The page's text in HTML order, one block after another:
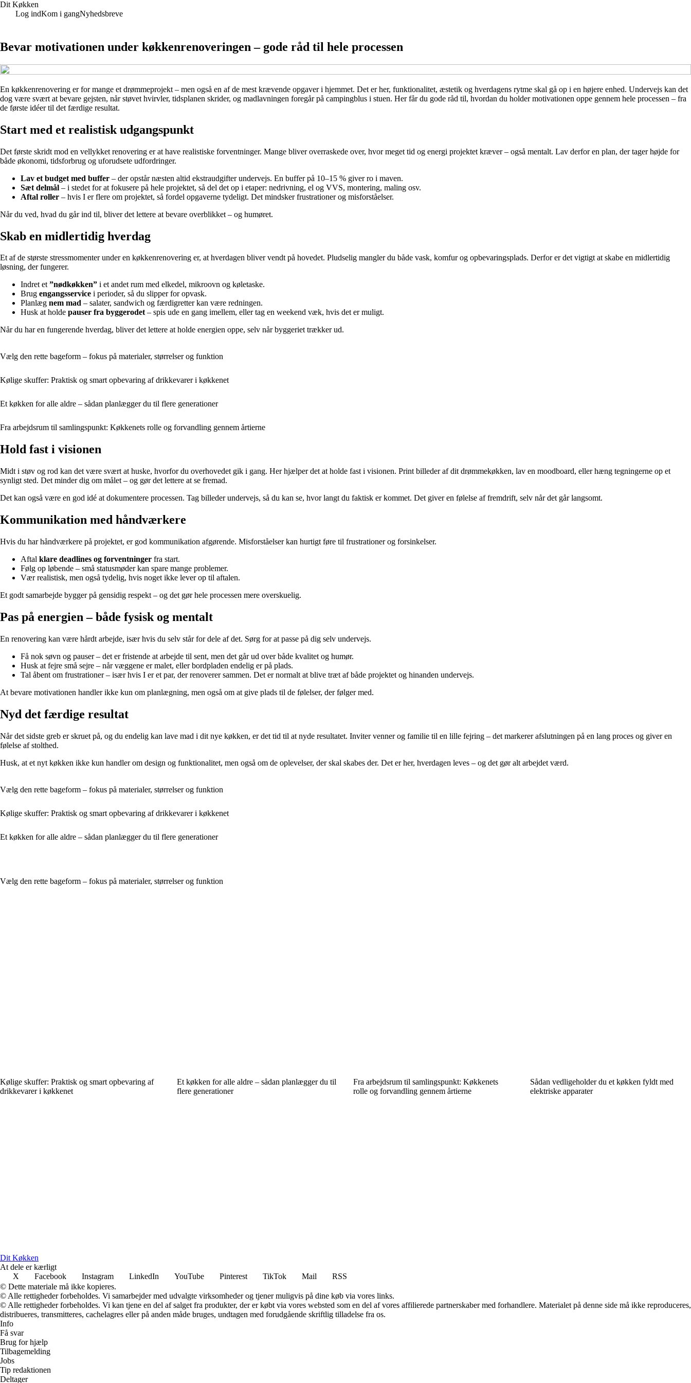
Dit Køkken
Log indKom i gangNyhedsbreve
Bevar motivationen under køkkenrenoveringen – gode råd til hele processen
En køkkenrenovering er for mange et drømmeprojekt – men også en af de mest krævende opgaver i hjemmet. Det er her, funktionalitet, æstetik og hverdagens rytme skal gå op i en højere enhed. Undervejs kan det
dog være svært at bevare gejsten, når støvet hvirvler, tidsplanen skrider, og madlavningen foregår på campingblus i stuen. Her får du gode råd til, hvordan du holder motivationen oppe gennem hele processen – fra
de første idéer til det færdige resultat.
Start med et realistisk udgangspunkt
Det første skridt mod en vellykket renovering er at have realistiske forventninger. Mange bliver overraskede over, hvor meget tid og energi projektet kræver – også mentalt. Lav derfor en plan, der tager højde for
både økonomi, tidsforbrug og uforudsete udfordringer.
Lav et budget med buffer – der opstår næsten altid ekstraudgifter undervejs. En buffer på 10–15 % giver ro i maven.
Sæt delmål – i stedet for at fokusere på hele projektet, så del det op i etaper: nedrivning, el og VVS, montering, maling osv.
Aftal roller – hvis I er flere om projektet, så fordel opgaverne tydeligt. Det mindsker frustrationer og misforståelser.
Når du ved, hvad du går ind til, bliver det lettere at bevare overblikket – og humøret.
Skab en midlertidig hverdag
Et af de største stressmomenter under en køkkenrenovering er, at hverdagen bliver vendt på hovedet. Pludselig mangler du både vask, komfur og opbevaringsplads. Derfor er det vigtigt at skabe en midlertidig
løsning, der fungerer.
Indret et”nødkøkken” i et andet rum med elkedel, mikroovn og køletaske.
Brug engangsservice i perioder, så du slipper for opvask.
Planlæg nem mad – salater, sandwich og færdigretter kan være redningen.
Husk at holde pauser fra byggerodet– spis ude en gang imellem, eller tag en weekend væk, hvis det er muligt.
Når du har en fungerende hverdag, bliver det lettere at holde energien oppe, selv når byggeriet trækker ud.
Vælg den rette bageform – fokus på materialer, størrelser og funktion
Kølige skuffer: Praktisk og smart opbevaring af drikkevarer i køkkenet
Et køkken for alle aldre – sådan planlægger du til flere generationer
Fra arbejdsrum til samlingspunkt: Køkkenets rolle og forvandling gennem årtierne
Hold fast i visionen
Midt i støv og rod kan det være svært at huske, hvorfor du overhovedet gik i gang. Her hjælper det at holde fast i visionen. Print billeder af dit drømmekøkken, lav en moodboard, eller hæng tegningerne op et
synligt sted. Det minder dig om målet – og gør det lettere at se fremad.
Det kan også være en god idé at dokumentere processen. Tag billeder undervejs, så du kan se, hvor langt du faktisk er kommet. Det giver en følelse af fremdrift, selv når det går langsomt.
Kommunikation med håndværkere
Hvis du har håndværkere på projektet, er god kommunikation afgørende. Misforståelser kan hurtigt føre til frustrationer og forsinkelser.
Aftal klare deadlines og forventninger fra start.
Følg op løbende – små statusmøder kan spare mange problemer.
Vær realistisk, men også tydelig, hvis noget ikke lever op til aftalen.
Et godt samarbejde bygger på gensidig respekt – og det gør hele processen mere overskuelig.
Pas på energien – både fysisk og mentalt
En renovering kan være hårdt arbejde, især hvis du selv står for dele af det. Sørg for at passe på dig selv undervejs.
Få nok søvn og pauser – det er fristende at arbejde til sent, men det går ud over både kvalitet og humør.
Husk at fejre små sejre – når væggene er malet, eller bordpladen endelig er på plads.
Tal åbent om frustrationer – især hvis I er et par, der renoverer sammen. Det er normalt at blive træt af både projektet og hinanden undervejs.
At bevare motivationen handler ikke kun om planlægning, men også om at give plads til de følelser, der følger med.
Nyd det færdige resultat
Når det sidste greb er skruet på, og du endelig kan lave mad i dit nye køkken, er det tid til at nyde resultatet. Inviter venner og familie til en lille fejring – det markerer afslutningen på en lang proces og giver en
følelse af stolthed.
Husk, at et nyt køkken ikke kun handler om design og funktionalitet, men også om de oplevelser, der skal skabes der. Det er her, hverdagen leves – og det gør alt arbejdet værd.
Vælg den rette bageform – fokus på materialer, størrelser og funktion
Kølige skuffer: Praktisk og smart opbevaring af drikkevarer i køkkenet
Et køkken for alle aldre – sådan planlægger du til flere generationer
Vælg den rette bageform – fokus på materialer, størrelser og funktion
Kølige skuffer: Praktisk og smart opbevaring af
drikkevarer i køkkenet
Et køkken for alle aldre – sådan planlægger du til
flere generationer
Fra arbejdsrum til samlingspunkt: Køkkenets
rolle og forvandling gennem årtierne
Sådan vedligeholder du et køkken fyldt med
elektriske apparater
Dit Køkken
At dele er kærligt
X
Facebook Instagram LinkedIn YouTube Pinterest TikTok Mail
RSS
© Dette materiale må ikke kopieres.
© Alle rettigheder forbeholdes. Vi samarbejder med udvalgte virksomheder og tjener muligvis på dine køb via vores links.
© Alle rettigheder forbeholdes. Vi kan tjene en del af salget fra produkter, der er købt via vores websted som en del af vores affilierede partnerskaber med forhandlere. Materialet på denne side må ikke reproduceres,
distribueres, transmitteres, cachelagres eller på anden måde bruges, undtagen med forudgående skriftlig tilladelse fra os.
Info
Få svar
Brug for hjælp
Tilbagemelding
Jobs
Tip redaktionen
Deltager